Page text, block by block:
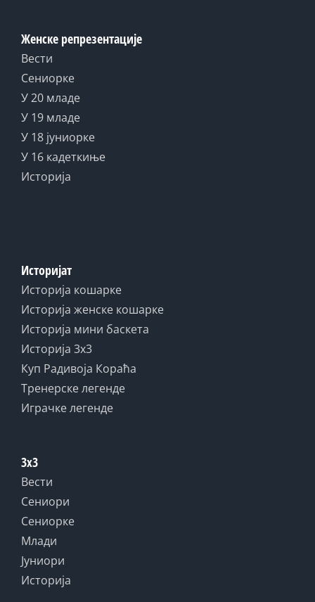
Женске репрезентације
Вести
Сениорке
У 20 младе
У 19 младе
У 18 јуниорке
У 16 кадеткиње
Историја
Историјат
Историја кошарке
Историја женске кошарке
Историја мини баскета
Историја 3x3
Куп Радивоја Кораћа
Тренерске легенде
Играчке легенде
3x3
Вести
Сениори
Сениорке
Млади
Јуниори
Историја